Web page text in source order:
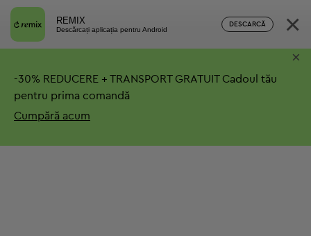
REMIX
Descărcați aplicația pentru Android
DESCARCĂ ×
-30% REDUCERE + TRANSPORT GRATUITCadoul tău
pentru prima comandă
Cumpără acum
×